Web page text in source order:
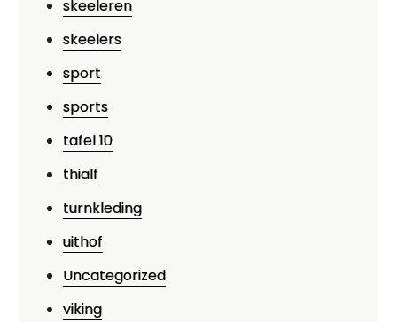
skeeleren
skeelers
sport
sports
tafel 10
thialf
turnkleding
uithof
Uncategorized
viking